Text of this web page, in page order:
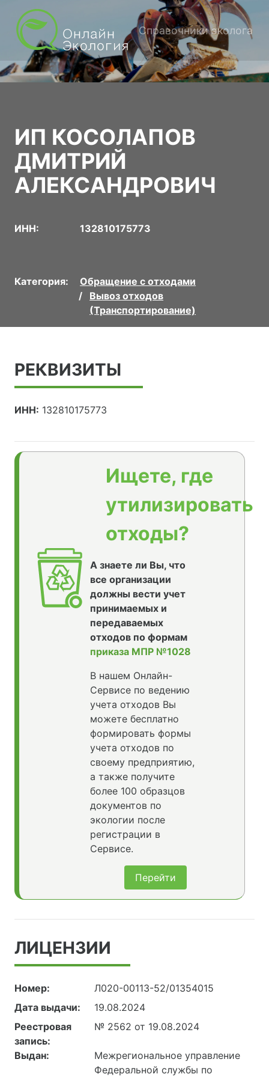
Справочники эколога
ИП КОСОЛАПОВ
ДМИТРИЙ
АЛЕКСАНДРОВИЧ
ИНН: 132810175773
Категория:
Обращение с отходами
Вывоз отходов
(Транспортирование)
РЕКВИЗИТЫ
ИНН: 132810175773
Ищете, где
утилизировать
отходы?
А знаете ли Вы, что
все организации
должны вести учет
принимаемых и
передаваемых
отходов по формам
приказа МПР №1028
В нашем Онлайн-
Сервисе по ведению
учета отходов Вы
можете бесплатно
формировать формы
учета отходов по
своему предприятию,
а также получите
более 100 образцов
документов по
экологии после
регистрации в
Сервисе.
Перейти
ЛИЦЕНЗИИ
Номер:
Л020-00113-52/01354015
Дата выдачи:
19.08.2024
Реестровая
запись:
№ 2562 от 19.08.2024
Выдан:
Межрегиональное управление
Федеральной службы по